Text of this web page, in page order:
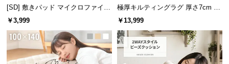
て
証
に
[SD] 敷きパッド マイクロファイバ
ー
￥3,999
極厚キルティングラグ 厚さ7cm 18
5×185cm
￥13,999